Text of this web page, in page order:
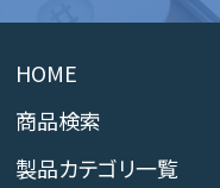
HOME
商品検索
製品カテゴリ一覧